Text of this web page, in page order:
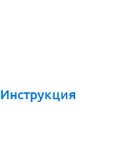
Инструкция